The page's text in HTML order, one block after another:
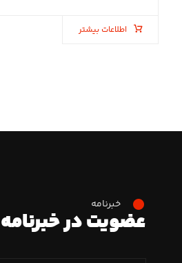
اطلاعات بیشتر
خبرنامه
عضویت در خبرنامه